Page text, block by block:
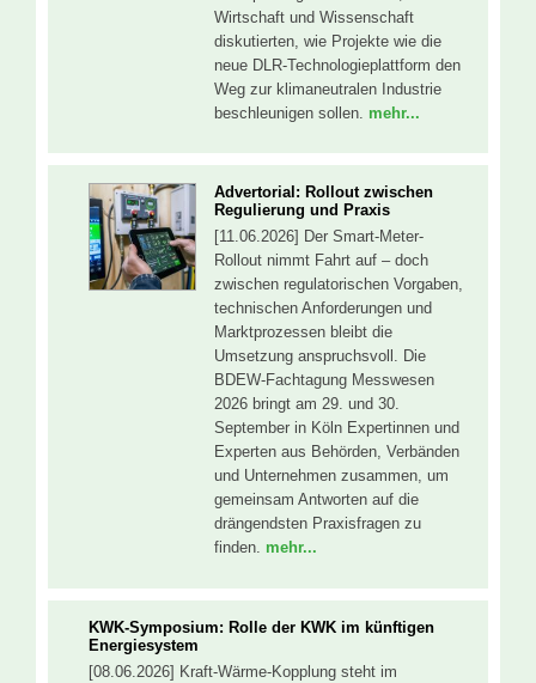
Wirtschaft und Wissenschaft
diskutierten, wie Projekte wie die
neue DLR-Technologieplattform den
Weg zur klimaneutralen Industrie
beschleunigen sollen. mehr...
Advertorial: Rollout zwischen
Regulierung und Praxis
[11.06.2026] Der Smart-Meter-
Rollout nimmt Fahrt auf – doch
zwischen regulatorischen Vorgaben,
technischen Anforderungen und
Marktprozessen bleibt die
Umsetzung anspruchsvoll. Die
BDEW-Fachtagung Messwesen
2026 bringt am 29. und 30.
September in Köln Expertinnen und
Experten aus Behörden, Verbänden
und Unternehmen zusammen, um
gemeinsam Antworten auf die
drängendsten Praxisfragen zu
finden. mehr...
KWK-Symposium: Rolle der KWK im künftigen
Energiesystem
[08.06.2026] Kraft-Wärme-Kopplung steht im